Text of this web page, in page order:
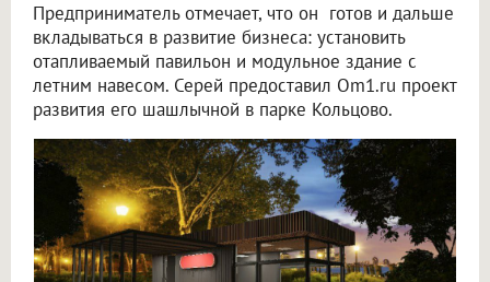
Предприниматель отмечает, что он готов и дальше
вкладываться в развитие бизнеса: установить
отапливаемый павильон и модульное здание с
летним навесом. Серей предоставил Om1.ru проект
развития его шашлычной в парке Кольцово.